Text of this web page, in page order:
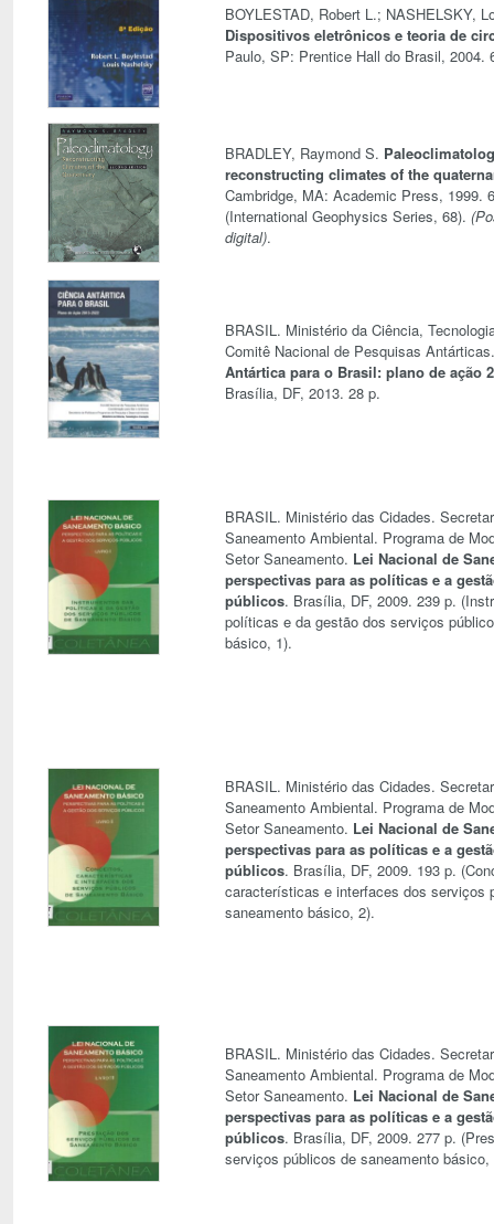
BOYLESTAD, Robert L.; NASHELSKY,
Dispositivos eletrônicos e teoria de
Paulo, SP: Prentice Hall do Brasil, 2004.
BRADLEY, Raymond S.
reconstructing climates of the
Cambridge, MA: Academic Press, 1999.
(International Geophysics Series, 68).
digital).
BRASIL. Ministério da Ciência,
Comitê Nacional de Pesquisas
Antártica para o Brasil: plano de ação
Brasília, DF, 2013. 28 p.
BRASIL. Ministério das Cidades.
Saneamento Ambiental. Programa de
Setor Saneamento. Lei Nacional de
perspectivas para as políticas e a
públicos. Brasília, DF, 2009. 239 p.
políticas e da gestão dos serviços
básico, 1).
BRASIL. Ministério das Cidades.
Saneamento Ambiental. Programa de
Setor Saneamento. Lei Nacional de
perspectivas para as políticas e a
públicos. Brasília, DF, 2009. 193 p.
características e interfaces dos serviços
saneamento básico, 2).
BRASIL. Ministério das Cidades.
Saneamento Ambiental. Programa de
Setor Saneamento. Lei Nacional de
perspectivas para as políticas e a
públicos. Brasília, DF, 2009. 277 p.
serviços públicos de saneamento básico,